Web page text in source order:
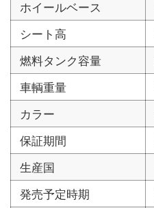
ホイールベース
シート高
燃料タンク容量
車輌重量
カラー
保証期間
生産国
発売予定時期